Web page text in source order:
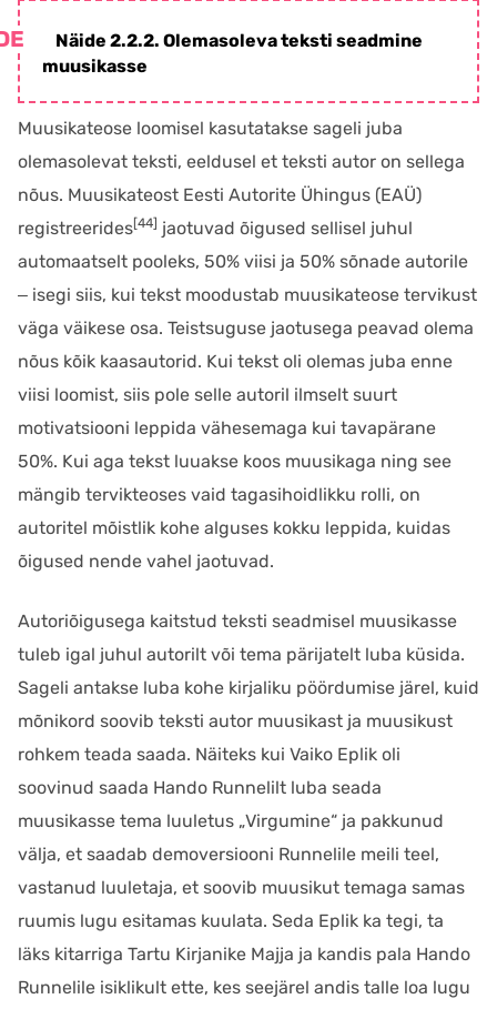
Näide 2.2.2. Olemasoleva teksti seadmine
muusikasse
Muusikateose loomisel kasutatakse sageli juba
olemasolevat teksti, eeldusel et teksti autor on sellega
nõus. Muusikateost Eesti Autorite Ühingus (EAÜ)
registreerides[44] jaotuvad õigused sellisel juhul
automaatselt pooleks, 50% viisi ja 50% sõnade autorile
‒ isegi siis, kui tekst moodustab muusikateose tervikust
väga väikese osa. Teistsuguse jaotusega peavad olema
nõus kõik kaasautorid. Kui tekst oli olemas juba enne
viisi loomist, siis pole selle autoril ilmselt suurt
motivatsiooni leppida vähesemaga kui tavapärane
50%. Kui aga tekst luuakse koos muusikaga ning see
mängib tervikteoses vaid tagasihoidlikku rolli, on
autoritel mõistlik kohe alguses kokku leppida, kuidas
õigused nende vahel jaotuvad.
Autoriõigusega kaitstud teksti seadmisel muusikasse
tuleb igal juhul autorilt või tema pärijatelt luba küsida.
Sageli antakse luba kohe kirjaliku pöördumise järel, kuid
mõnikord soovib teksti autor muusikast ja muusikust
rohkem teada saada. Näiteks kui Vaiko Eplik oli
soovinud saada Hando Runnelilt luba seada
muusikasse tema luuletus „Virgumine“ ja pakkunud
välja, et saadab demoversiooni Runnelile meili teel,
vastanud luuletaja, et soovib muusikut temaga samas
ruumis lugu esitamas kuulata. Seda Eplik ka tegi, ta
läks kitarriga Tartu Kirjanike Majja ja kandis pala Hando
Runnelile isiklikult ette, kes seejärel andis talle loa lugu